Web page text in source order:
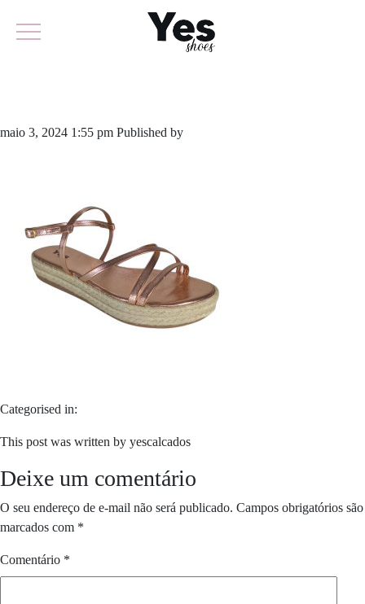
maio 3, 2024 1:55 pm Published by
Categorised in:
This post was written by yescalcados
Deixe um comentário
O seu endereço de e-mail não será publicado. Campos obrigatórios são
marcados com *
Comentário *